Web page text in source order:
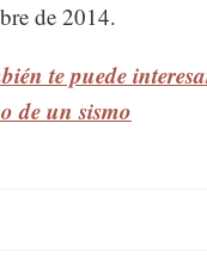
de 2014.
te puede
de un sismo